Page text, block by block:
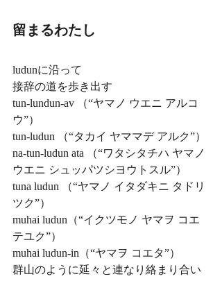
留まるわたし
ludunに沿って
接辞の道を歩き出す
tun-lundun-av （“ヤマノ ウエニ アルコ
ウ”）
tun-ludun （“タカイ ヤママデ アルク”）
na-tun-ludun ata （“ワタシタチハ ヤマノ
ウエニ シュッパツシヨウトスル”）
tuna ludun （“ヤマノ イタダキニ タドリ
ツク”）
muhai ludun（“イクツモノ ヤマヲ コエ
テユク”）
muhai ludun-in（“ヤマヲ コエタ”）
群山のように延々と連なり絡まり合い